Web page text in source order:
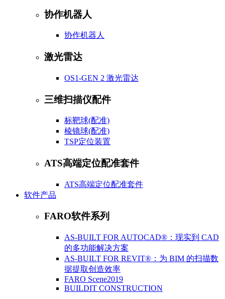
协作机器人
协作机器人
激光雷达
OS1-GEN 2 激光雷达
三维扫描仪配件
标靶球(配准)
棱镜球(配准)
​TSP定位装置
ATS高端定位配准套件
ATS高端定位配准套件
软件产品
FARO软件系列
AS-BUILT FOR AUTOCAD®：现实到 CAD
的多功能解决方案
AS-BUILT FOR REVIT®：为 BIM 的扫描数
据提取创造效率
FARO Scene2019
BUILDIT CONSTRUCTION